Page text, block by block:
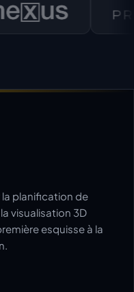
planification de
visualisation 3D
esquisse à la